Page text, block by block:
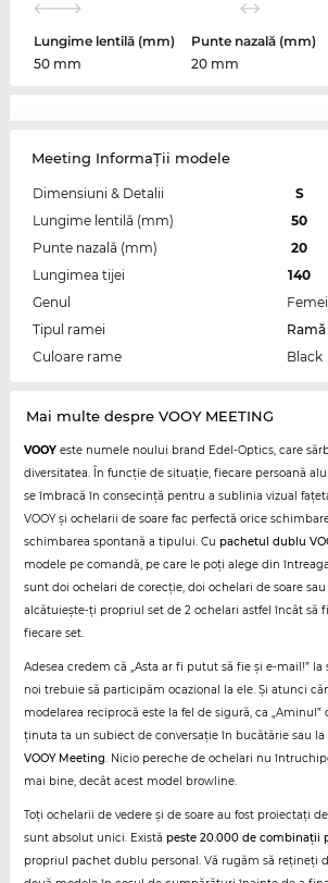
Lungime lentilă (mm)
50 mm
Punte nazală (mm)
20 mm
Meeting InformaŢii modele
Dimensiuni & Detalii
S
Lungime lentilă (mm)
50
Punte nazală (mm)
20
Lungimea tijei
140
Genul
Tipul ramei
Culoare rame
Black
Mai multe despre VOOY MEETING
VOOYeste numele noului brand Edel-Optics, care
diversitatea. În funcție de situație, fiecare persoană
se îmbracă în consecință pentru a sublinia vizual
VOOY și ochelarii de soare fac perfectă orice
schimbarea spontană a tipului. Cu pachetul dublu
modele pe comandă, pe care le poți alege din
sunt doi ochelari de corecție, doi ochelari de soare
alcătuiește-ți propriul set de 2 ochelari astfel încât să
fiecare set.
Adesea credem că „Asta ar fi putut să fie și e-mail!”
noi trebuie să participăm ocazional la ele. Și atunci
modelarea reciprocă este la fel de sigură, ca „Aminul”
ținuta ta un subiect de conversație în bucătărie sau la
VOOY Meeting. Nicio pereche de ochelari nu
mai bine, decât acest model browline.
Toți ochelarii de vedere și de soare au fost proiectați
sunt absolut unici. Există peste 20.000 de combinații
propriul pachet dublu personal. Vă rugăm să rețineți